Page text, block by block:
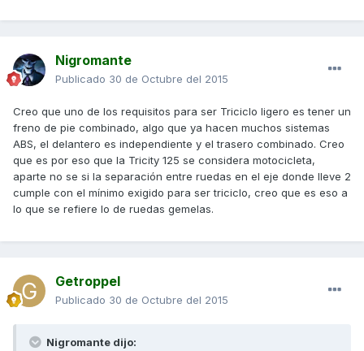
Nigromante
Publicado 30 de Octubre del 2015
Creo que uno de los requisitos para ser Triciclo ligero es tener un
freno de pie combinado, algo que ya hacen muchos sistemas
ABS, el delantero es independiente y el trasero combinado. Creo
que es por eso que la Tricity 125 se considera motocicleta,
aparte no se si la separación entre ruedas en el eje donde lleve 2
cumple con el mínimo exigido para ser triciclo, creo que es eso a
lo que se refiere lo de ruedas gemelas.
Getroppel
Publicado 30 de Octubre del 2015
Nigromante dijo: